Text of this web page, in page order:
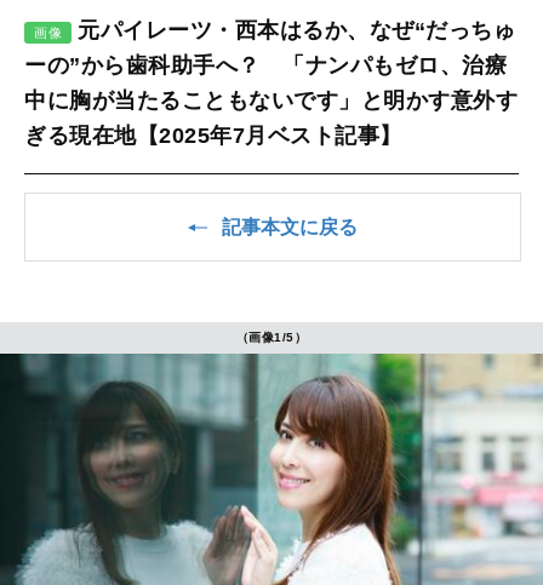
画像
元パイレーツ・西本はるか、なぜ“だっちゅ
ーの”から歯科助手へ？ 「ナンパもゼロ、治療
中に胸が当たることもないです」と明かす意外す
ぎる現在地【2025年7月ベスト記事】
記事本文に戻る
（画像1/5）